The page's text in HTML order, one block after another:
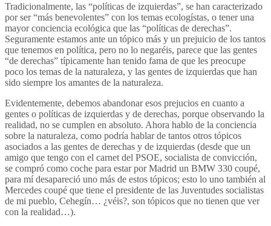
Tradicionalmente, las “políticas de izquierdas”, se han caracterizado
por ser “más benevolentes” con los temas ecologístas, o tener una
mayor conciencia ecológica que las “políticas de derechas”.
Seguramente estamos ante un tópico más y un prejuicio de los tantos
que tenemos en política, pero no lo negaréis, parece que las gentes
“de derechas” típicamente han tenido fama de que les preocupe
poco los temas de la naturaleza, y las gentes de izquierdas que han
sido siempre los amantes de la naturaleza.
Evidentemente, debemos abandonar esos prejucios en cuanto a
gentes o políticas de izquierdas y de derechas, porque observando la
realidad, no se cumplen en absoluto. Ahora hablo de la conciencia
sobre la naturaleza, como podría hablar de tantos otros tópicos
asociados a las gentes de derechas y de izquierdas (desde que un
amigo que tengo con el carnet del PSOE, socialista de convicción,
se compró como coche para estar por Madrid un BMW 330 coupé,
para mí desapareció uno más de estos tópicos; esto lo uno también al
Mercedes coupé que tiene el presidente de las Juventudes socialistas
de mi pueblo, Cehegín… ¿véis?, son tópicos que no tienen que ver
con la realidad…).